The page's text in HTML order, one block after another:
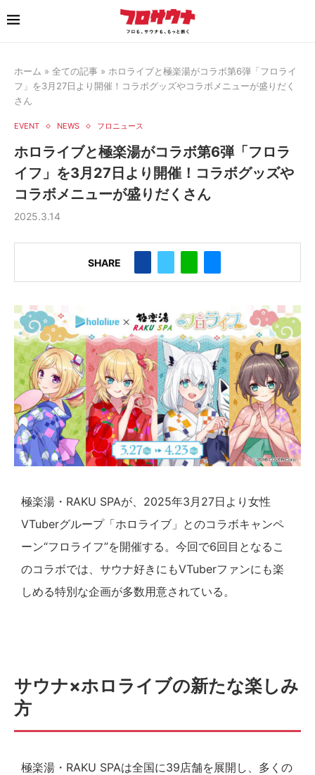
ホーム » 全ての記事 » ホロライブと極楽湯がコラボ第6弾「フロライ
フ」を3月27日より開催！コラボグッズやコラボメニューが盛りだく
さん
EVENT NEWS フロニュース
ホロライブと極楽湯がコラボ第6弾「フロラ
イフ」を3月27日より開催！コラボグッズや
コラボメニューが盛りだくさん
2025.3.14
SHARE
極楽湯・RAKU SPAが、2025年3月27日より女性
VTuberグループ「ホロライブ」とのコラボキャンペ
ーン“フロライフ”を開催する。今回で6回目となるこ
のコラボでは、サウナ好きにもVTuberファンにも楽
しめる特別な企画が多数用意されている。
サウナ×ホロライブの新たな楽しみ
方
極楽湯・RAKU SPAは全国に39店舗を展開し、多くの